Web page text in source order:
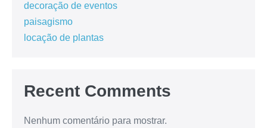
decoração de eventos
paisagismo
locação de plantas
Recent Comments
Nenhum comentário para mostrar.